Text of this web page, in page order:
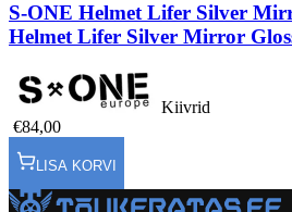
S-ONE Helmet Lifer Silver
Helmet Lifer Silver Mirror
Kiivrid
€84,00
LISA KORVI